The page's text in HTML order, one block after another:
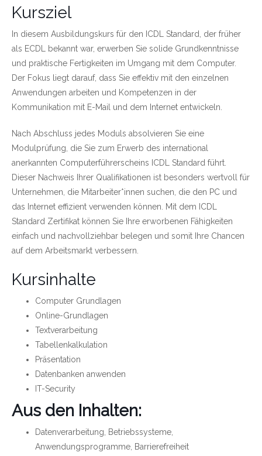
Kursziel
In diesem Ausbildungskurs für den ICDL Standard, der früher
als ECDL bekannt war, erwerben Sie solide Grundkenntnisse
und praktische Fertigkeiten im Umgang mit dem Computer.
Der Fokus liegt darauf, dass Sie effektiv mit den einzelnen
Anwendungen arbeiten und Kompetenzen in der
Kommunikation mit E-Mail und dem Internet entwickeln.
Nach Abschluss jedes Moduls absolvieren Sie eine
Modulprüfung, die Sie zum Erwerb des international
anerkannten Computerführerscheins ICDL Standard führt.
Dieser Nachweis Ihrer Qualifikationen ist besonders wertvoll für
Unternehmen, die Mitarbeiter*innen suchen, die den PC und
das Internet effizient verwenden können. Mit dem ICDL
Standard Zertifikat können Sie Ihre erworbenen Fähigkeiten
einfach und nachvollziehbar belegen und somit Ihre Chancen
auf dem Arbeitsmarkt verbessern.
Kursinhalte
Computer Grundlagen
Online-Grundlagen
Textverarbeitung
Tabellenkalkulation
Präsentation
Datenbanken anwenden
IT-Security
Aus den Inhalten:
Datenverarbeitung, Betriebssysteme,
Anwendungsprogramme, Barrierefreiheit